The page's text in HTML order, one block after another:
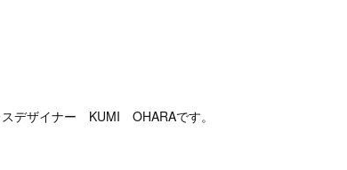
デザイナー KUMI OHARAです。